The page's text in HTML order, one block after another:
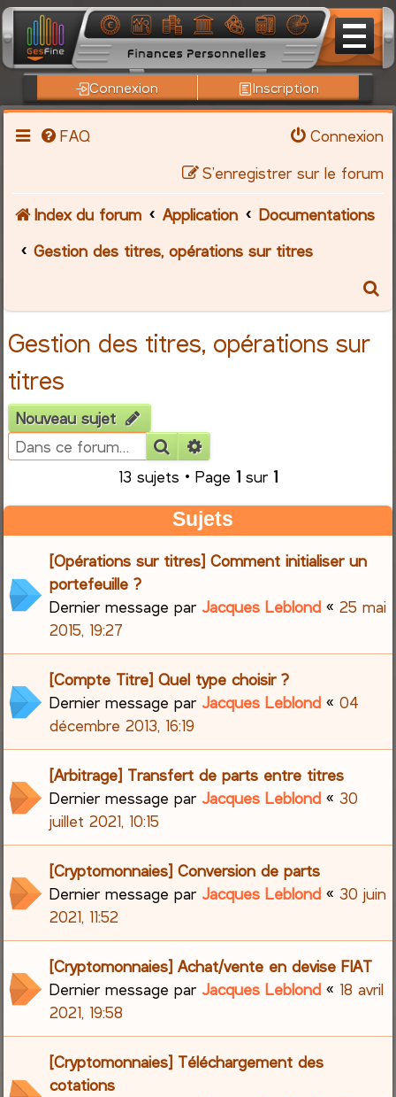
Connexion Inscription
FAQ
Connexion
S’enregistrer sur le forum
Index du forum Application
Documentations
Gestion des titres, opérations sur titres
c
h
r
Gestion des titres, opérations sur
titres
Nouveau sujet
Rechercher
13 sujets • Page 1 sur 1
Sujets
[Opérations sur titres] Comment initialiser un
portefeuille ?
Dernier message parJacques Leblond «25 mai
2015, 19:27
[Compte Titre] Quel type choisir ?
Dernier message parJacques Leblond «04
décembre 2013, 16:19
[Arbitrage] Transfert de parts entre titres
Dernier message parJacques Leblond «30
juillet 2021, 10:15
[Cryptomonnaies] Conversion de parts
Dernier message parJacques Leblond «30 juin
2021, 11:52
[Cryptomonnaies] Achat/vente en devise FIAT
Dernier message parJacques Leblond « 18 avril
2021, 19:58
[Cryptomonnaies] Téléchargement des
cotations